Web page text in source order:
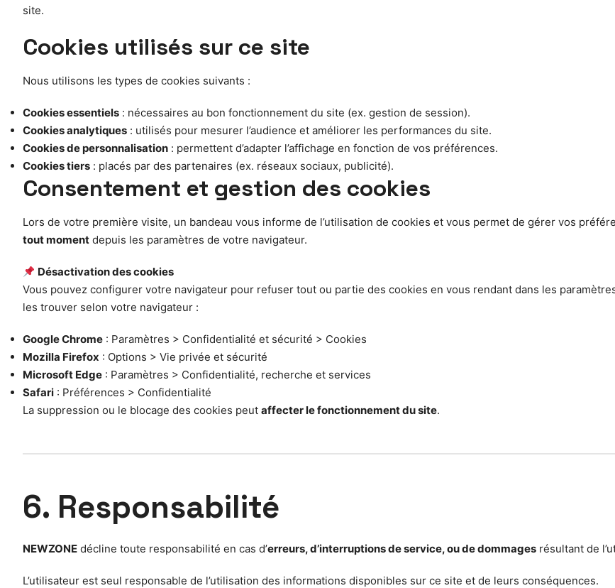
site.
Cookies utilisés sur ce site
Nous utilisons les types de cookies suivants :
Cookies essentiels : nécessaires au bon fonctionnement du site (ex. gestion de session).
Cookies analytiques : utilisés pour mesurer l’audience et améliorer les performances du site.
Cookies de personnalisation : permettent d’adapter l’affichage en fonction de vos préférences.
Cookies tiers : placés par des partenaires (ex. réseaux sociaux, publicité).
Consentement et gestion des cookies
Lors de votre première visite, un bandeau vous informe de l’utilisation de cookies et vous permet de gérer vos
tout moment depuis les paramètres de votre navigateur.
Désactivation des cookies
Vous pouvez configurer votre navigateur pour refuser tout ou partie des cookies en vous rendant dans les
les trouver selon votre navigateur :
Google Chrome : Paramètres > Confidentialité et sécurité > Cookies
Mozilla Firefox : Options > Vie privée et sécurité
Microsoft Edge : Paramètres > Confidentialité, recherche et services
Safari : Préférences > Confidentialité
La suppression ou le blocage des cookies peut affecter le fonctionnement du site.
6. Responsabilité
NEWZONE décline toute responsabilité en cas d’erreurs, d’interruptions de service, ou de dommages résultant de
L’utilisateur est seul responsable de l’utilisation des informations disponibles sur ce site et de leurs conséquences.